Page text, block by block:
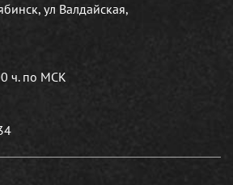
ул Валдайская,
ч. по МСК